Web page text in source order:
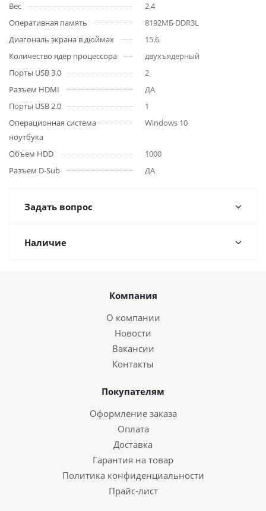
Вес
2.4
Оперативная память
8192МБ DDR3L
Диагональ экрана в дюймах
15.6
Количество ядер процессора
двухъядерный
Порты USB 3.0
2
Разъем HDMI
ДА
Порты USB 2.0
1
Операционная система
ноутбука
Windows 10
Объем HDD
1000
Разъем D-Sub
ДА
Задать вопрос
Наличие
Компания
О компании
Новости
Вакансии
Контакты
Покупателям
Оформление заказа
Оплата
Доставка
Гарантия на товар
Политика конфиденциальности
Прайс-лист